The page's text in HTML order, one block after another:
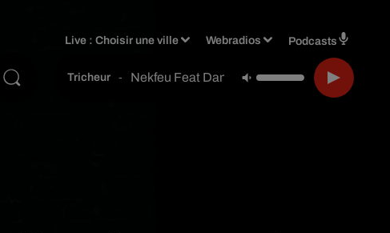
Live :Choisir une ville Webradios Podcasts
Tricheur - Nekfeu Feat Damso